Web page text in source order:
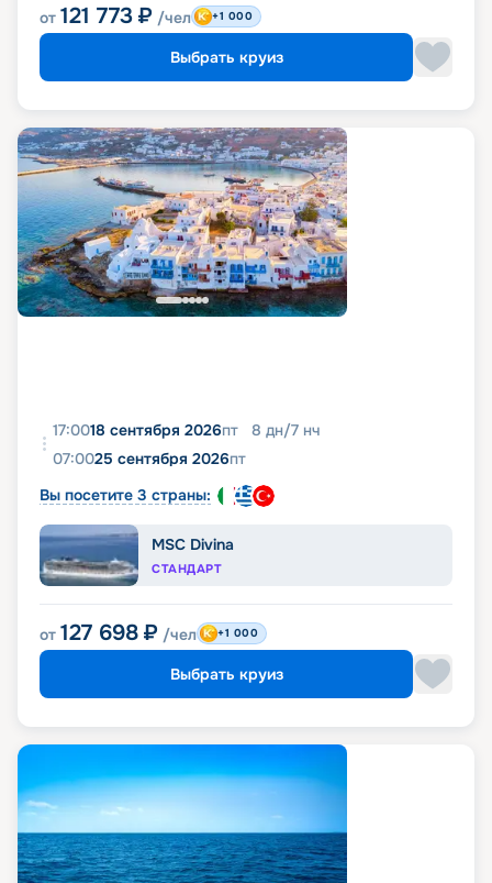
от 121 773 ₽ /чел +1 000
Выбрать круиз
17:0018 сентября 2026пт 8 дн/7 нч
07:0025 сентября 2026пт
Вы посетите 3 страны:
MSC Divina
СТАНДАРТ
от 127 698 ₽ /чел +1 000
Выбрать круиз